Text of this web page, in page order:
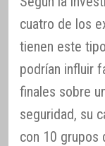
cuatro de los
tienen este
podrían influir
finales sobre
seguridad, su
con 10 grupos